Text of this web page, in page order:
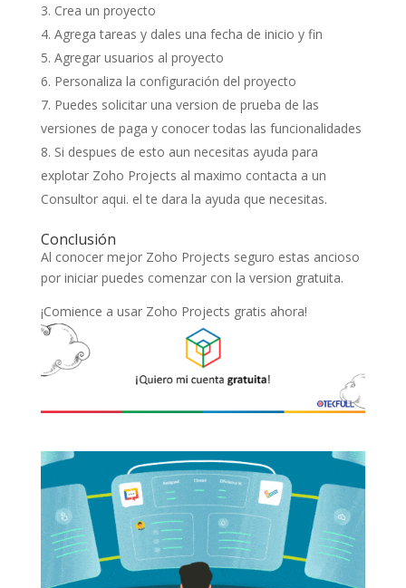
Crea un proyecto
Agrega tareas y dales una fecha de inicio y fin
Agregar usuarios al proyecto
Personaliza la configuración del proyecto
Puedes solicitar una version de prueba de las
versiones de paga y conocer todas las funcionalidades
Si despues de esto aun necesitas ayuda para
explotar Zoho Projects al maximo contacta a un
Consultor aqui. el te dara la ayuda que necesitas.
Conclusión
Al conocer mejor Zoho Projects seguro estas ancioso
por iniciar puedes comenzar con la version gratuita.
¡Comience a usar Zoho Projects gratis ahora!